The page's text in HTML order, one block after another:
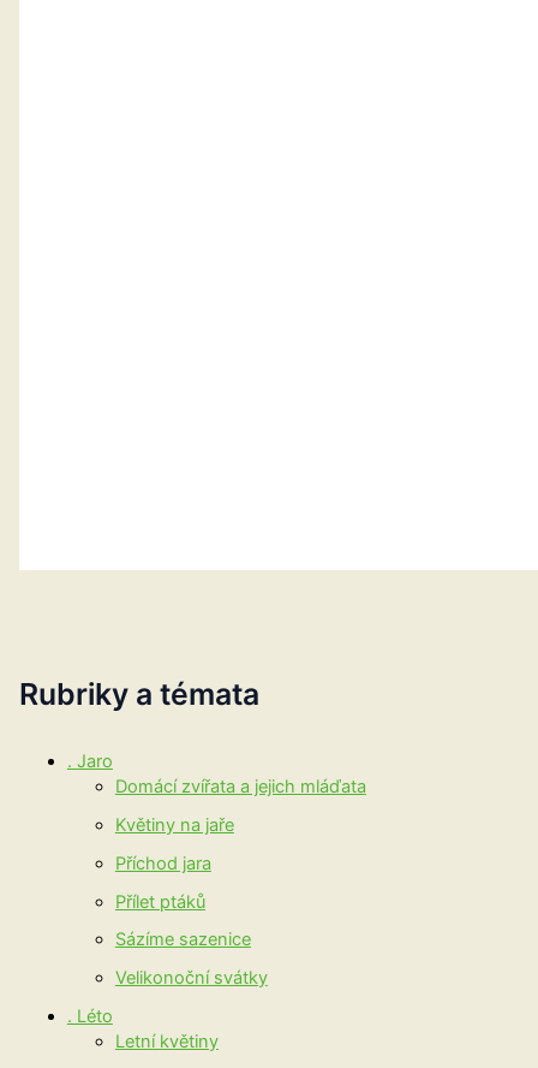
Rubriky a témata
. Jaro
Domácí zvířata a jejich mláďata
Květiny na jaře
Příchod jara
Přílet ptáků
Sázíme sazenice
Velikonoční svátky
. Léto
Letní květiny